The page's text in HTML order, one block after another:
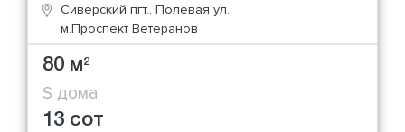
Сиверский пгт., Полевая ул.
м.Проспект Ветеранов
80 м2
S дома
13 сот